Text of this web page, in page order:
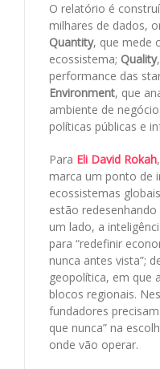
O relatório é
milhares de dados,
Quantity, que mede
ecossistema; Quality
performance das
Environment, que
ambiente de
políticas públicas e
Para Eli David Rokah
marca um ponto de
ecossistemas
estão
um lado, a
para “redefinir
nunca antes vista”;
geopolítica, em que
blocos regionais.
fundadores
que nunca” na
onde vão operar.